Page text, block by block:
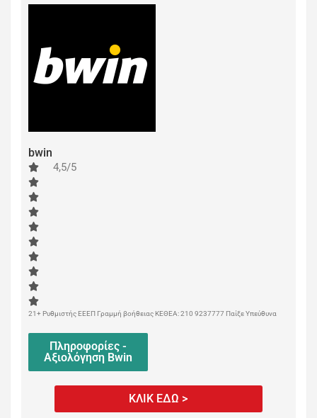
bwin
4,5/5
21+ Ρυθμιστής ΕΕΕΠ Γραμμή βοήθειας ΚΕΘΕΑ: 210 9237777 Παίξε Υπεύθυνα
Πληροφορίες -
Αξιολόγηση Bwin
ΚΛΙΚ ΕΔΩ >